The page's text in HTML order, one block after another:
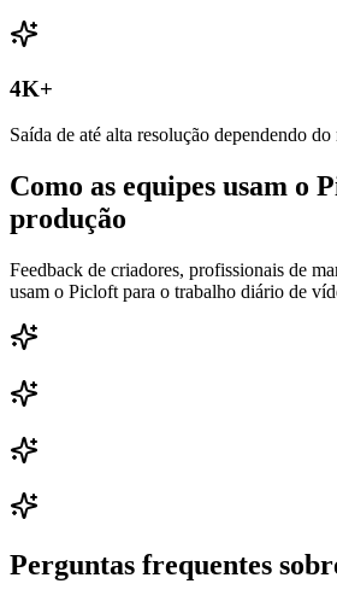
4K+
Saída de até alta resolução dependendo
Como as equipes usam o
produção
Feedback de criadores, profissionais de
usam o Picloft para o trabalho diário de
Perguntas frequentes